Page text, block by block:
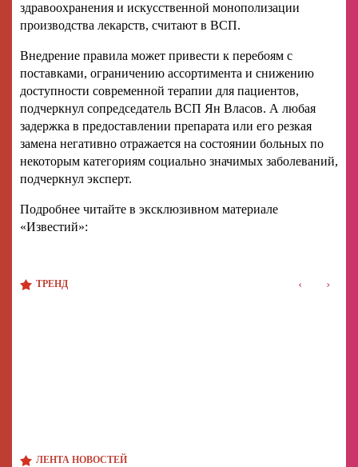
ЛЕНТА НОВОСТЕЙ
здравоохранения и искусственной монополизации
производства лекарств, считают в ВСП.
Внедрение правила может привести к перебоям с
поставками, ограничению ассортимента и снижению
доступности современной терапии для пациентов,
подчеркнул сопредседатель ВСП Ян Власов. А любая
задержка в предоставлении препарата или его резкая
замена негативно отражается на состоянии больных по
некоторым категориям социально значимых заболеваний,
подчеркнул эксперт.
Подробнее читайте в эксклюзивном материале
«Известий»:
ТРЕНД ‹ ›